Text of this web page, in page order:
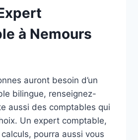
à Nemours
auront besoin d’un
bilingue, renseignez-
aussi des comptables qui
Un expert comptable,
pourra aussi vous